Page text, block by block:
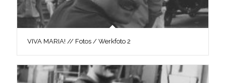
VIVA MARIA! // Fotos / Werkfoto 2